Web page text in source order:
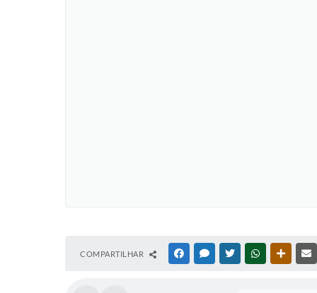
COMPARTILHAR FACEBOOKMESSENGER
TWITTERWHATSAPP